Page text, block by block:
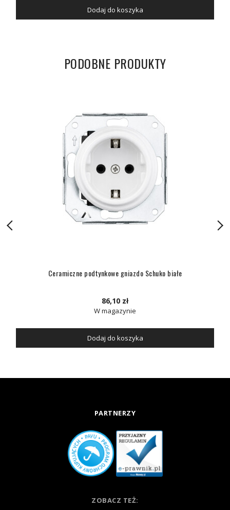
Dodaj do koszyka
PODOBNE PRODUKTY
Ceramiczne podtynkowe gniazdo Schuko białe
86,10 zł
W magazynie
Dodaj do koszyka
PARTNERZY
ZOBACZ TEŻ: